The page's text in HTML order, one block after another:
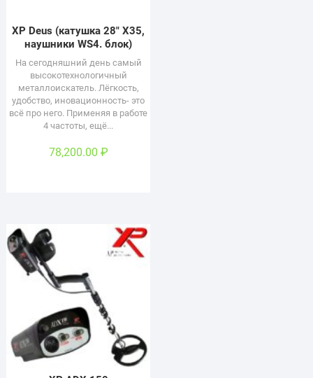
XP Deus (катушка 28″ Х35,
наушники WS4. блок)
На сегодняшний день самый
высокотехнологичный
металлоискатель. Лёгкость,
удобство, иновационность- это
всё про него. Применяя в работе
4 частоты, ещё...
78,200.00 ₽